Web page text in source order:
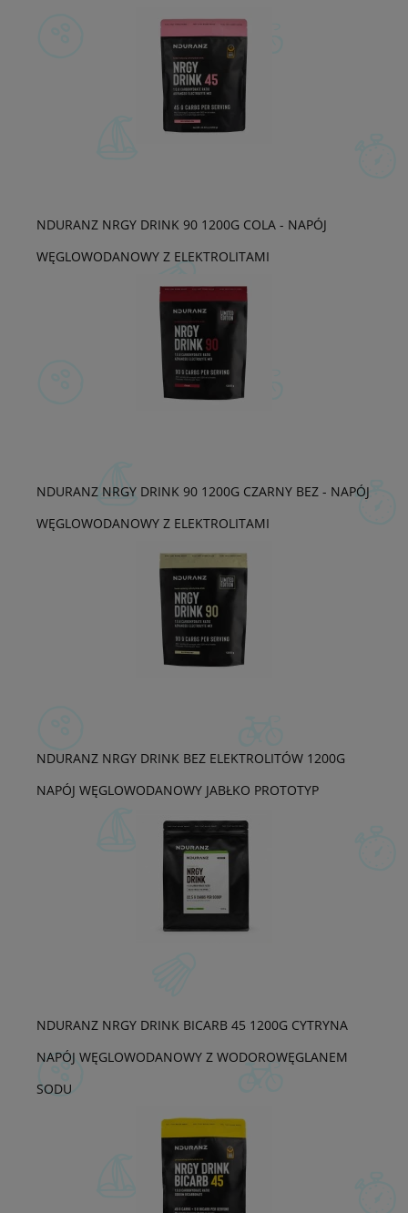
NDURANZ NRGY DRINK 90 1200G COLA - NAPÓJ
WĘGLOWODANOWY Z ELEKTROLITAMI
NDURANZ NRGY DRINK 90 1200G CZARNY BEZ - NAPÓJ
WĘGLOWODANOWY Z ELEKTROLITAMI
NDURANZ NRGY DRINK BEZ ELEKTROLITÓW 1200G
NAPÓJ WĘGLOWODANOWY JABŁKO PROTOTYP
NDURANZ NRGY DRINK BICARB 45 1200G CYTRYNA
NAPÓJ WĘGLOWODANOWY Z WODOROWĘGLANEM
SODU